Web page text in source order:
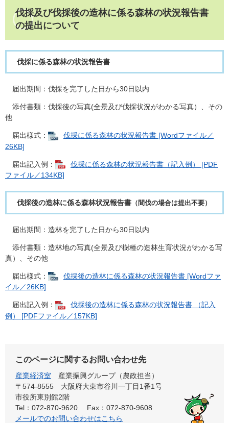
伐採及び伐採後の造林に係る森林の状況報告書
の提出について
伐採に係る森林の状況報告書
届出期間：伐採を完了した日から30日以内
添付書類：伐採後の写真(全景及び伐採状況がわかる写真）、その
他
届出様式：
伐採に係る森林の状況報告書 [Wordファイル／
26KB]
届出記入例：
伐採に係る森林の状況報告書（記入例） [PDF
ファイル／134KB]
​伐採後の造林に係る森林状況報告書 （間伐の場合は提出不要）
届出期間：造林を完了した日から30日以内
添付書類：造林地の写真(全景及び樹種の造林生育状況がわかる写
真）、その他
届出様式：
伐採後の造林に係る森林の状況報告書 [Wordファ
イル／26KB]
届出記入例：
伐採後の造林に係る森林の状況報告書 （記入
例） [PDFファイル／157KB]
このページに関するお問い合わせ先
産業経済室
産業振興グループ（農政担当）
〒574-8555 大阪府大東市谷川一丁目1番1号
市役所東別館2階
Tel：072-870-9620
Fax：072-870-9608
メールでのお問い合わせはこちら